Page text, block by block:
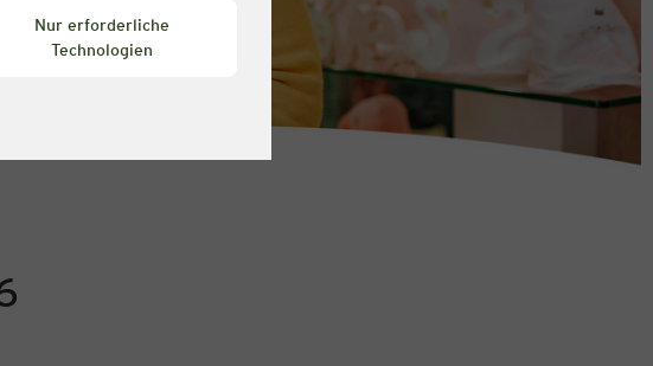
Nur erforderliche
Technologien